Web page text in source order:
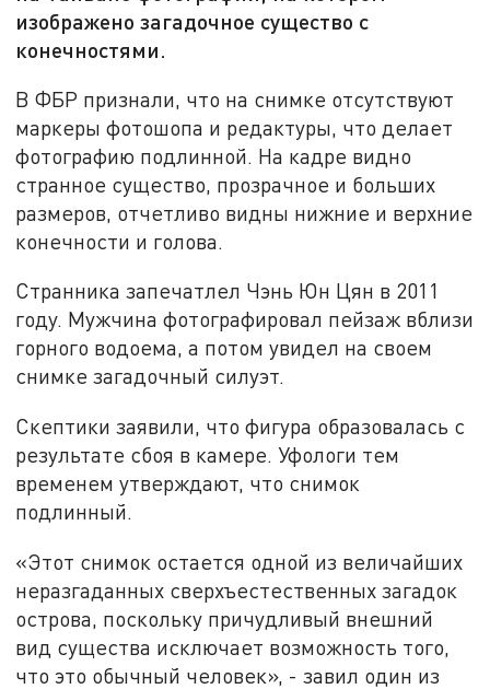
изображено загадочное существо с
конечностями.
В ФБР признали, что на снимке отсутствуют
маркеры фотошопа и редактуры, что делает
фотографию подлинной. На кадре видно
странное существо, прозрачное и больших
размеров, отчетливо видны нижние и верхние
конечности и голова.
Странника запечатлел Чэнь Юн Цян в 2011
году. Мужчина фотографировал пейзаж вблизи
горного водоема, а потом увидел на своем
снимке загадочный силуэт.
Скептики заявили, что фигура образовалась с
результате сбоя в камере. Уфологи тем
временем утверждают, что снимок
подлинный.
«Этот снимок остается одной из величайших
неразгаданных сверхъестественных загадок
острова, поскольку причудливый внешний
вид существа исключает возможность того,
что это обычный человек», - завил один из